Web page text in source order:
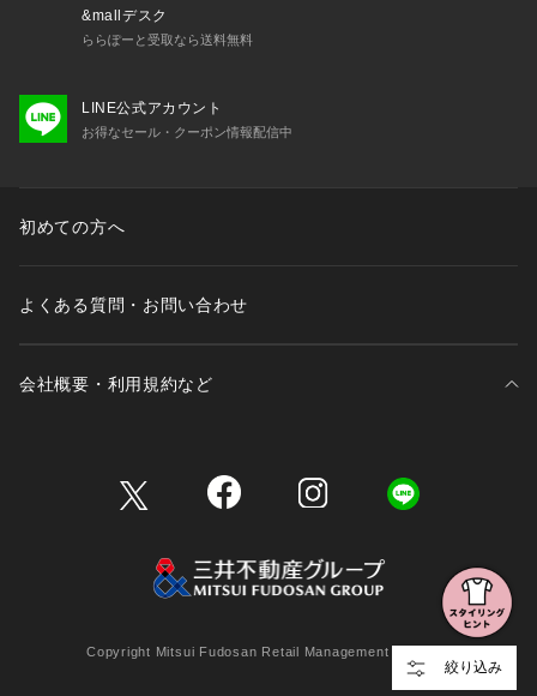
絞り込み
&mallデスク
ららぽーと受取なら送料無料
LINE公式アカウント
お得なセール・クーポン情報配信中
初めての方へ
よくある質問・お問い合わせ
会社概要・利用規約など
Copyright Mitsui Fudosan Retail Management Co., Ltd.